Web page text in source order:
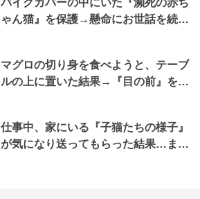
ゃん猫』を保護→懸命にお世話を続…
マグロの切り身を食べようと、テーブ
ルの上に置いた結果→『目の前』を…
仕事中、家にいる『子猫たちの様子』
が気になり送ってもらった結果…ま…